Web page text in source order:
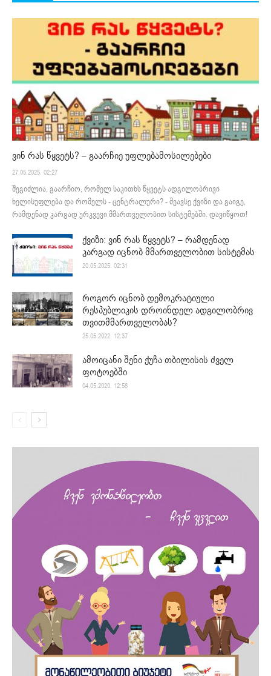
ვინ რას წყვეტს? – გაარჩიე უფლებამოსილებები
27.05.2025. 02:27
შეგიძლია, გაარჩიო, რომელ საკითხს წყვეტს ადგილობრივი
ხელისუფლება და რომელს - ცენტრალური? - შეავსე ქვიზი და გაიგე,
რამდენად კარგად ერკვევი მმართველობით სისტემებში. დავიწყოთ!
ქვიზი: ვინ რას წყვეტს? – რამდენად
კარგად იცნობ მმართველობით სისტემას
20.05.2025. 02:31
როგორ იცნობ დემოკრატიული
რესპუბლიკის დროინდელ ადგილობრივ
თვითმმართველობას?
25.05.2022. 12:37
ამოიცანი შენი ქუჩა თბილისის ძველ
ფოტოებში
04.05.2020. 12:58